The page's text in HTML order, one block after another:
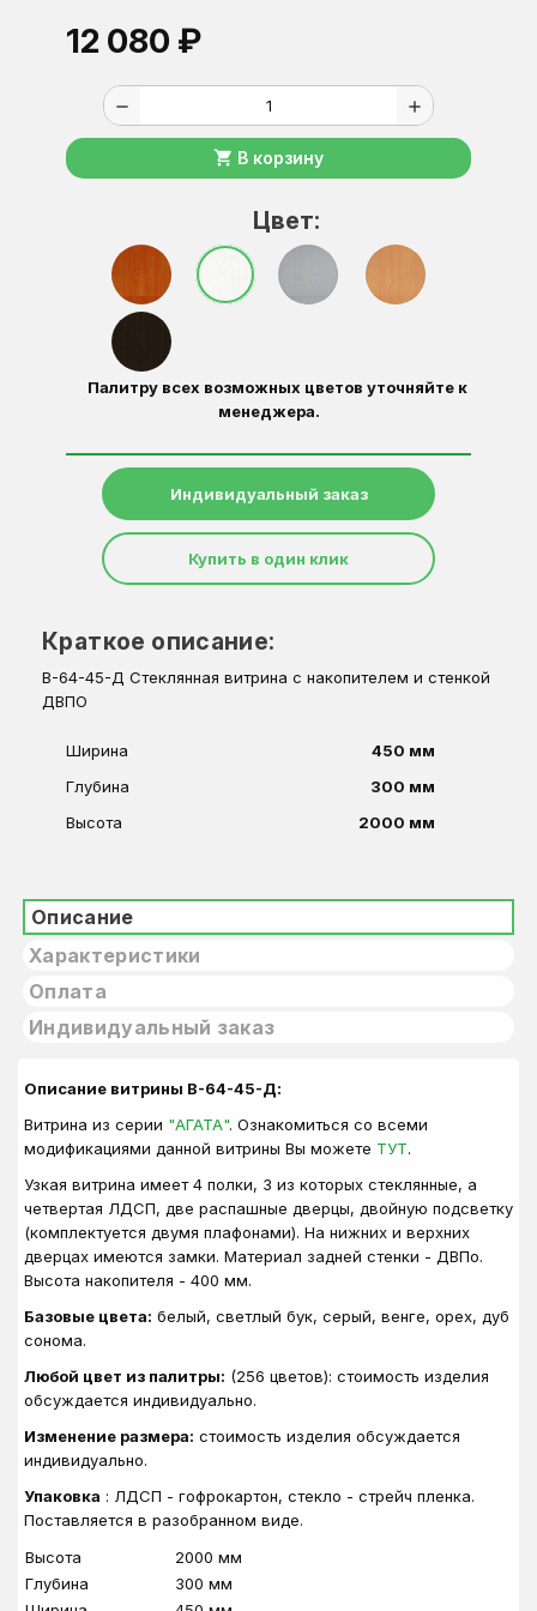
12 080 ₽
remove add
shopping_cart В корзину
Цвет:
Палитру всех возможных цветов уточняйте к
менеджера.
Индивидуальный заказ
Купить в один клик
Краткое описание:
В-64-45-Д Стеклянная витрина с накопителем и стенкой
ДВПО
Ширина
450 мм
Глубина
300 мм
Высота
2000 мм
Описание
Характеристики
Оплата
Индивидуальный заказ
Описание витрины В-64-45-Д:
Витрина из серии "АГАТА". Ознакомиться со всеми
модификациями данной витрины Вы можете ТУТ.
Узкая витрина имеет 4 полки, 3 из которых стеклянные, а
четвертая ЛДСП, две распашные дверцы, двойную подсветку
(комплектуется двумя плафонами). На нижних и верхних
дверцах имеются замки. Материал задней стенки - ДВПо.
Высота накопителя - 400 мм.
Базовые цвета: белый, светлый бук, серый, венге, орех, дуб
сонома.
Любой цвет из палитры: (256 цветов): стоимость изделия
обсуждается индивидуально.
Изменение размера: стоимость изделия обсуждается
индивидуально.
Упаковка : ЛДСП - гофрокартон, стекло - стрейч пленка.
Поставляется в разобранном виде.
Высота
2000 мм
Глубина
300 мм